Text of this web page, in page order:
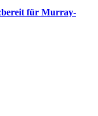
für Murray-